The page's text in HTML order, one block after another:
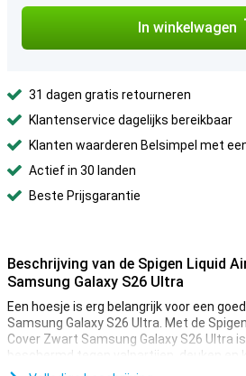
In winkelwagen
31 dagen gratis retourneren
Klantenservice dagelijks bereikbaar
Klanten waarderen Belsimpel met
Actief in 30 landen
Beste Prijsgarantie
Beschrijving van de Spigen Liquid
Samsung Galaxy S26 Ultra
Een hoesje is erg belangrijk voor een
Samsung Galaxy S26 Ultra. Met de
Cover Zwart Samsung Galaxy S26 Ultra
beschermd tegen valpartijen, deuken en
telefoon lekker lang mee.